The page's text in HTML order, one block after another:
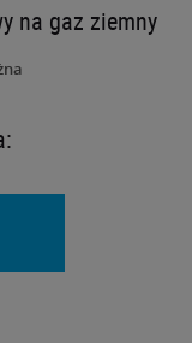
na gaz ziemny